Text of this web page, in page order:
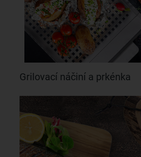
Grilovací náčiní a prkénka